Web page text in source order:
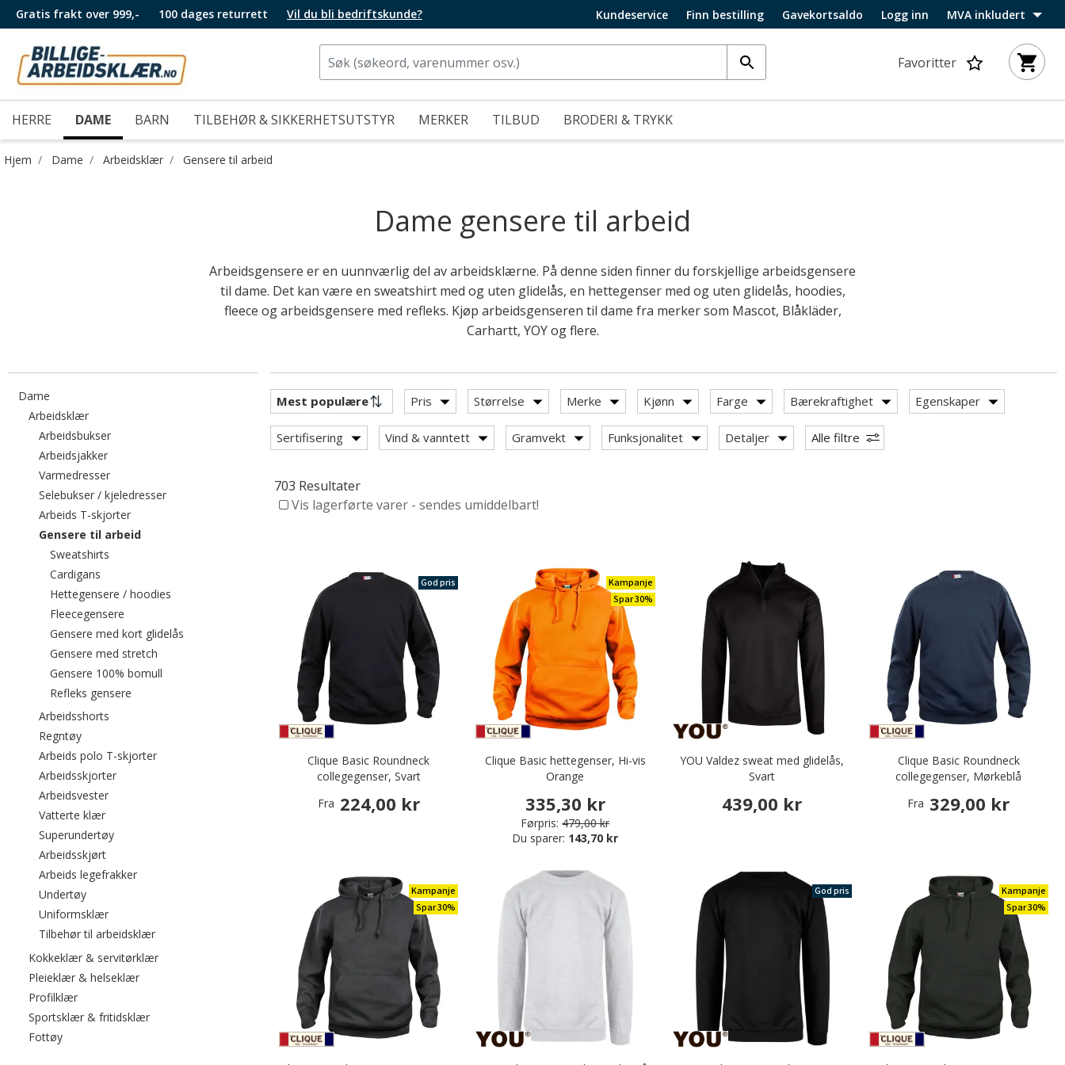
Gratis frakt over 999,- 100 dages returrett Vil du bli bedriftskunde? Kundeservice Finn bestilling Gavekortsaldo Logg inn MVA inkludert
Favoritter
HERRE DAME BARN TILBEHØR & SIKKERHETSUTSTYR MERKER TILBUD BRODERI & TRYKK
Hjem Dame Arbeidsklær Gensere til arbeid
Dame gensere til arbeid
Arbeidsgensere er en uunnværlig del av arbeidsklærne. På denne siden finner du forskjellige arbeidsgensere
til dame. Det kan være en sweatshirt med og uten glidelås, en hettegenser med og uten glidelås, hoodies,
fleece og arbeidsgensere med refleks. Kjøp arbeidsgenseren til dame fra merker som Mascot, Blåkläder,
Carhartt, YOY og flere.
Dame
ArbeidsklærFiltrer etter category: Arbeidsklær
ArbeidsbukserFiltrer etter category: Arbeidsbukser
ArbeidsjakkerFiltrer etter category: Arbeidsjakker
VarmedresserFiltrer etter category: Varmedresser
Selebukser / kjeledresserFiltrer etter category: Selebukser / kjeledresser
Arbeids T-skjorterFiltrer etter category: Arbeids T-skjorter
Gensere til arbeidvalgte For øyeblikket sortert etter category: Gensere til arbeid
SweatshirtsFiltrer etter category: Sweatshirts
CardigansFiltrer etter category: Cardigans
Hettegensere / hoodiesFiltrer etter category: Hettegensere / hoodies
FleecegensereFiltrer etter category: Fleecegensere
Gensere med kort glidelåsFiltrer etter category: Gensere med kort glidelås
Gensere med stretchFiltrer etter category: Gensere med stretch
Gensere 100% bomullFiltrer etter category: Gensere 100% bomull
Refleks gensereFiltrer etter category: Refleks gensere
Arbeidsshorts
RegntøyFiltrer etter category: Regntøy
Arbeids polo T-skjorterFiltrer etter category: Arbeids polo T-skjorter
ArbeidsskjorterFiltrer etter category: Arbeidsskjorter
ArbeidsvesterFiltrer etter category: Arbeidsvester
Vatterte klærFiltrer etter category: Vatterte klær
SuperundertøyFiltrer etter category: Superundertøy
ArbeidsskjørtFiltrer etter category: Arbeidsskjørt
Arbeids legefrakkerFiltrer etter category: Arbeids legefrakker
UndertøyFiltrer etter category: Undertøy
UniformsklærFiltrer etter category: Uniformsklær
Tilbehør til arbeidsklærFiltrer etter category: Tilbehør til arbeidsklær
Kokkeklær & servitørklærFiltrer etter category: Kokkeklær & servitørklær
Pleieklær & helseklærFiltrer etter category: Pleieklær & helseklær
ProfilklærFiltrer etter category: Profilklær
Sportsklær & fritidsklærFiltrer etter category: Sportsklær & fritidsklær
FottøyFiltrer etter category: Fottøy
Pris Størrelse Merke Kjønn Farge Bærekraftighet Egenskaper
Sertifisering Vind & vanntett Gramvekt Funksjonalitet Detaljer Alle filtre
703 Resultater
Vis lagerførte varer - sendes umiddelbart!
God pris
Clique Basic Roundneck
collegegenser, Svart
Fra 224,00 kr
Kampanje
Spar 30%
Clique Basic hettegenser, Hi-vis
Orange
335,30 kr
Førpris: 479,00 kr
Du sparer: 143,70 kr
YOU Valdez sweat med glidelås,
Svart
439,00 kr
Clique Basic Roundneck
collegegenser, Mørkeblå
Fra 329,00 kr
Kampanje
Spar 30%
God pris
Kampanje
Spar 30%